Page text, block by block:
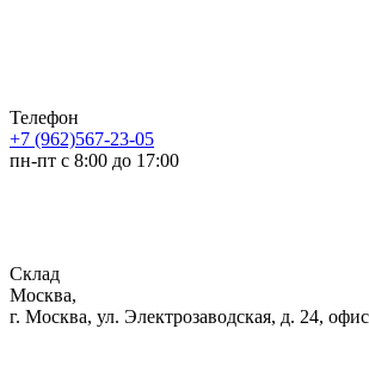
Телефон
+7 (962)567-23-05
пн-пт с 8:00 до 17:00
Склад
Москва,
г. Москва, ул. Электрозаводская, д. 24,